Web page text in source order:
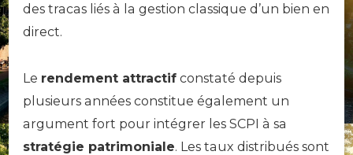
des tracas liés à la gestion classique d’un bien en
direct.
Le rendement attractif constaté depuis
plusieurs années constitue également un
argument fort pour intégrer les SCPI à sa
stratégie patrimoniale. Les taux distribués sont